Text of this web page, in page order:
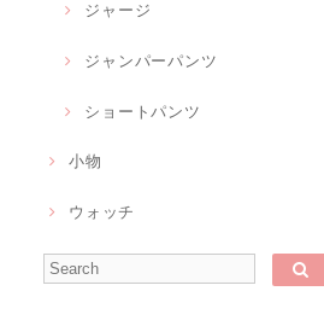
ジャージ
ジャンパーパンツ
ショートパンツ
小物
ウォッチ